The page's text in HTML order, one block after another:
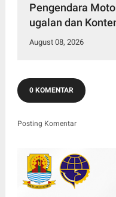
Pengendara
ugalan dan
August 08, 2026
0 KOMENTAR
Posting Komentar